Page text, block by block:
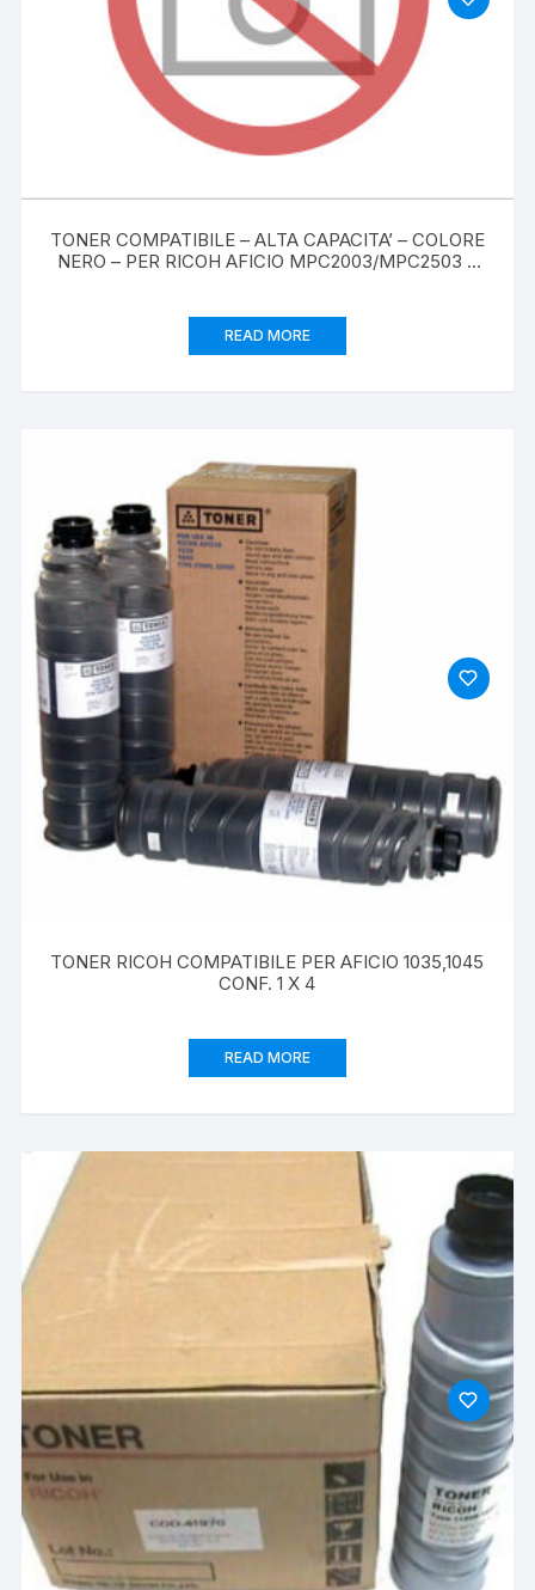
TONER COMPATIBILE – ALTA CAPACITA’ – COLORE
NERO – PER RICOH AFICIO MPC2003/MPC2503 –
READ MORE
TONER RICOH COMPATIBILE PER AFICIO 1035,1045
CONF. 1 X 4
READ MORE